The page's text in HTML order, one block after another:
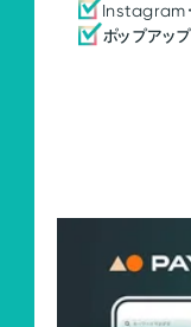
Instagram
ポップアッ